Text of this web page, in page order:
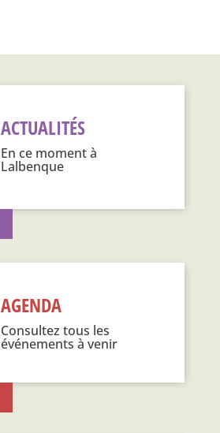
ACTUALITÉS
En ce moment à
Lalbenque
AGENDA
Consultez tous les
événements à venir